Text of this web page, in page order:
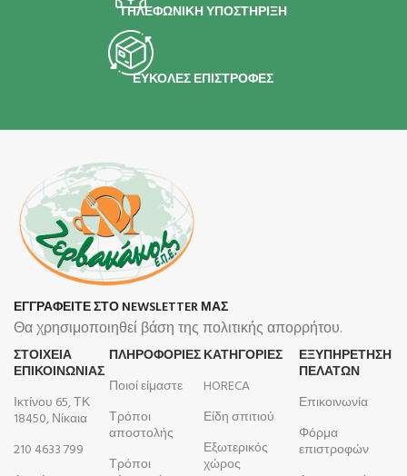
ΤΗΛΕΦΩΝΙΚΗ ΥΠΟΣΤΗΡΙΞΗ
ΕΥΚΟΛΕΣ ΕΠΙΣΤΡΟΦΕΣ
ΕΓΓΡΑΦΕΙΤΕ ΣΤΟ NEWSLETTER ΜΑΣ
Θα χρησιμοποιηθεί βάση της πολιτικής απορρήτου.
ΣΤΟΙΧΕΙΑ
ΕΠΙΚΟΙΝΩΝΙΑΣ
Ικτίνου 65, ΤΚ
18450, Νίκαια
210 4633 799
ΠΛΗΡΟΦΟΡΊΕΣ
Ποιοί είμαστε
Τρόποι
αποστολής
Τρόποι
ΚΑΤΗΓΟΡΙΕΣ
HORECA
Είδη σπιτιού
Εξωτερικός
χώρος
ΕΞΥΠΗΡΕΤΗΣΗ
ΠΕΛΑΤΩΝ
Επικοινωνία
Φόρμα
επιστροφών